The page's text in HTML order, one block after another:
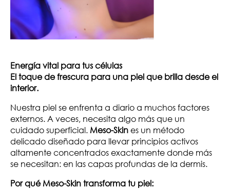
Energía vital para tus células
El toque de frescura para una piel que brilla desde el
interior.
Nuestra piel se enfrenta a diario a muchos factores
externos. A veces, necesita algo más que un
cuidado superficial. Meso-Skin es un método
delicado diseñado para llevar principios activos
altamente concentrados exactamente donde más
se necesitan: en las capas profundas de la dermis.
Por qué Meso-Skin transforma tu piel: